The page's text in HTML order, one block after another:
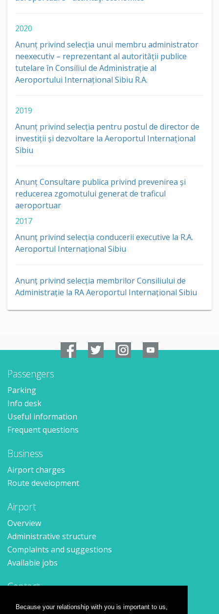
Because your relationship with you is important to us,
2020
Anunț privind selecția unui membru administrator
neexecutiv – reprezentant al autorității publice
tutelare în Consiliul de Administrație al
Aeroportului Internațional Sibiu R.A.
2019
Anunț privind selecția pentru postul de director de
investiții și dezvoltare la Aeroportul Internațional
Sibiu
Anunț Consultare publica privind prevenirea și
reducerea zgomotului generat de traficul
aeroportuar
2017
Anunț privind selecția conducerii executive la R.A.
Aeroportul Internațional Sibiu
Anunț privind selecția membrilor Consiliului de
Administrație la RA Aeroportul Internațional Sibiu
Passengers
Parking
Info desk
Useful information
Frequent questions
Business
Airport charges
Route development
Airport
Overview
Administrative structure
Complaints and suggestions
Available jobs
Contact
Contact form